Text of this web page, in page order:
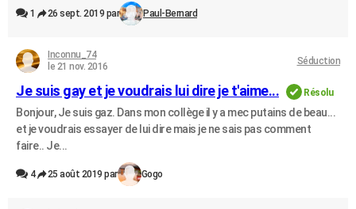
1 26 sept. 2019 par Paul-Bernard
Inconnu_74
le 21 nov. 2016
Séduction
Je suis gay et je voudrais lui dire je t'aime... Résolu
Bonjour, Je suis gaz. Dans mon collège il y a mec putains de beau...
et je voudrais essayer de lui dire mais je ne sais pas comment
faire.. Je...
4 25 août 2019 par Gogo